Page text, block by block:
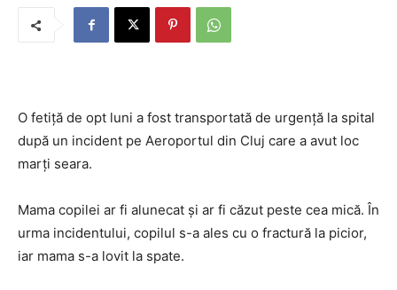
O fetiță de opt luni a fost transportată de urgență la spital
după un incident pe Aeroportul din Cluj care a avut loc
marți seara.
Mama copilei ar fi alunecat și ar fi căzut peste cea mică. În
urma incidentului, copilul s-a ales cu o fractură la picior,
iar mama s-a lovit la spate.